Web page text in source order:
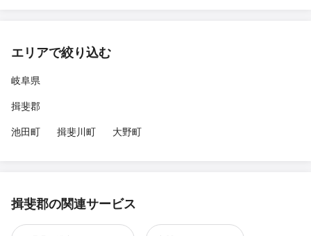
エリアで絞り込む
岐阜県
揖斐郡
池田町
揖斐川町 大野町
揖斐郡の関連サービス